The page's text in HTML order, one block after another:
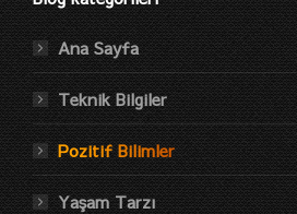
Ana Sayfa
Teknik Bilgiler
Pozitif Bilimler
Yaşam Tarzı